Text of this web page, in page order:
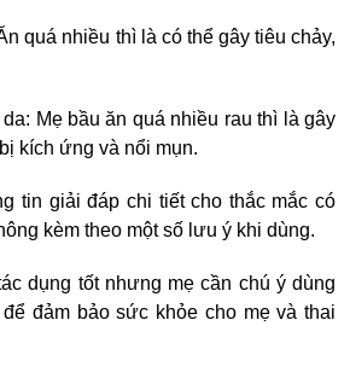
quá nhiều thì là có thể gây tiêu chảy,
Mẹ bầu ăn quá nhiều rau thì là gây
kích ứng và nổi mụn.
tin giải đáp chi tiết cho thắc mắc có
kèm theo một số lưu ý khi dùng.
dụng tốt nhưng mẹ cần chú ý dùng
đảm bảo sức khỏe cho mẹ và thai